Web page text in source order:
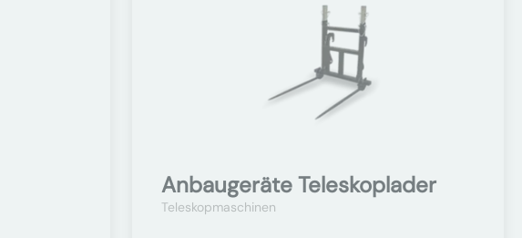
Anbaugeräte Teleskoplader
Teleskopmaschinen